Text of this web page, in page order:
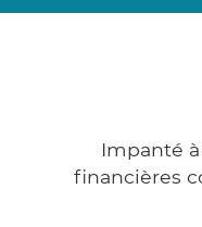
Impanté
financières